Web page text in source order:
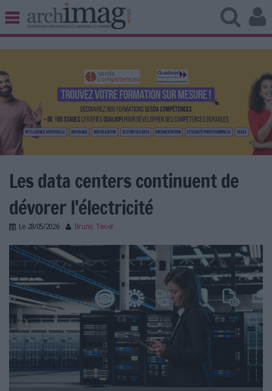
BIBLIOTHÈQUE ÉDITION
UNIVERS DATA
TRAVAIL COLLABORATIF
VIE NUMÉRIQUE
NUMÉRIQUE RESPONSABLE
LES DOSSIERS
LE MAGAZINE
LES GUIDES PRATIQUES
LES BASES DE DONNÉES
L'ESPACE EMPLOI
L'ANNUAIRE DES ACTEURS
LES LIVRES BLANCS
LES SUPPLÉMENTS
Les data centers continuent de
dévorer l'électricité
Le 28/05/2026 Bruno Texier
arcep_data.jpg